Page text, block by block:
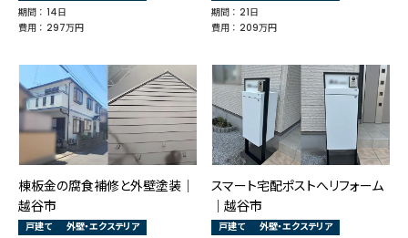
期間 ： 14日
費用 ： 297万円
期間 ： 21日
費用 ： 209万円
棟板金の腐食補修と外壁塗装│
越谷市
戸建て
外壁・エクステリア
スマート宅配ポストへリフォーム
｜越谷市
戸建て 外壁・エクステリア